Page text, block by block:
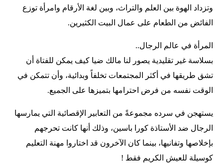
وتزداد الهوة بين العلم والتراث، وبين لغة الأرقام وامرأة توزع
الفائض من الطعام على عمال البيت الكثيرين.
المرأة في عالم الرجال..
بسلاسة غير تقليدية يصور لنا مالك ضيا كيف يمكن للفتاة أن
تشق طريقها في أكثر المجتمعات تخلفاً وبدائية، وأن تتمكن في
الوقت نفسه من فرض احترامها بتميزها على الجميع.
يستهجن في سرده مجموعةً من التعابير الإقصائية التي يمارسها
الرجال ضد الأستاذة كورا باسين، وذلك أنها كانت تحرجهم
بإخلاصها وتفانيها، بينما كان الآخرون قد اختاروا مهنة التعليم
كوسيلة للعيش الكريم فقط !